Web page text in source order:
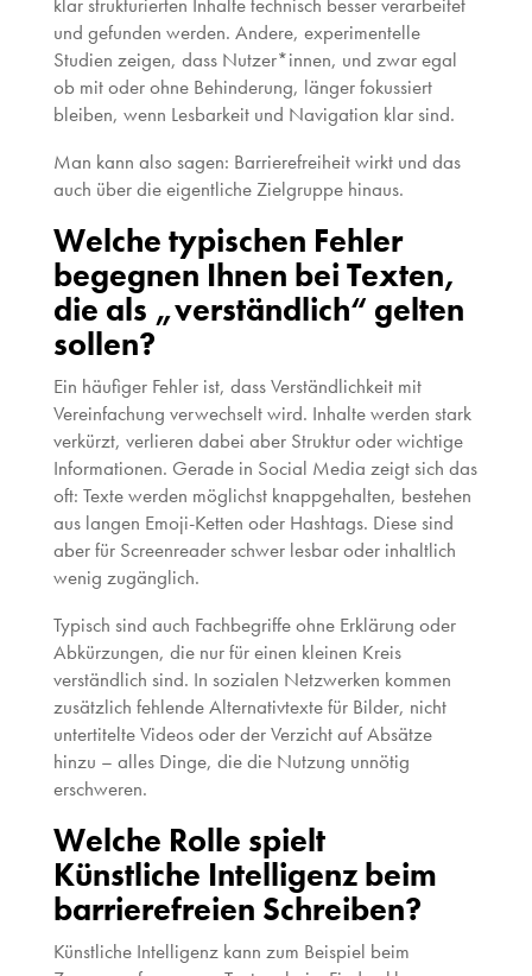
und gefunden werden. Andere, experimentelle
Studien zeigen, dass Nutzer*innen, und zwar egal
ob mit oder ohne Behinderung, länger fokussiert
bleiben, wenn Lesbarkeit und Navigation klar sind.
Man kann also sagen: Barrierefreiheit wirkt und das
auch über die eigentliche Zielgruppe hinaus.
Welche typischen Fehler
begegnen Ihnen bei Texten,
die als „verständlich“ gelten
sollen?
Ein häufiger Fehler ist, dass Verständlichkeit mit
Vereinfachung verwechselt wird. Inhalte werden stark
verkürzt, verlieren dabei aber Struktur oder wichtige
Informationen. Gerade in Social Media zeigt sich das
oft: Texte werden möglichst knappgehalten, bestehen
aus langen Emoji-Ketten oder Hashtags. Diese sind
aber für Screenreader schwer lesbar oder inhaltlich
wenig zugänglich.
Typisch sind auch Fachbegriffe ohne Erklärung oder
Abkürzungen, die nur für einen kleinen Kreis
verständlich sind. In sozialen Netzwerken kommen
zusätzlich fehlende Alternativtexte für Bilder, nicht
untertitelte Videos oder der Verzicht auf Absätze
hinzu – alles Dinge, die die Nutzung unnötig
erschweren.
Welche Rolle spielt
Künstliche Intelligenz beim
barrierefreien Schreiben?
Künstliche Intelligenz kann zum Beispiel beim